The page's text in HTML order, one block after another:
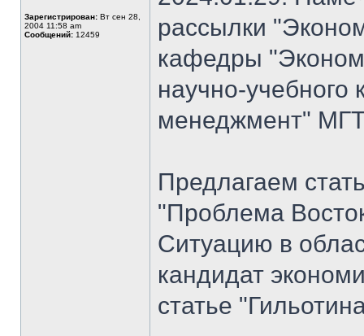
Зарегистрирован: Вт сен 28,
2004 11:58 am
Сообщений: 12459
рассылки
кафедры
научно-
менеджмент"
Предлагаем
"Проблема
Ситуацию в
кандидат
статье